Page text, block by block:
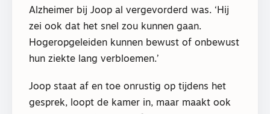
Alzheimer bij Joop al vergevorderd was. ‘Hij
zei ook dat het snel zou kunnen gaan.
Hogeropgeleiden kunnen bewust of onbewust
hun ziekte lang verbloemen.’
Joop staat af en toe onrustig op tijdens het
gesprek, loopt de kamer in, maar maakt ook